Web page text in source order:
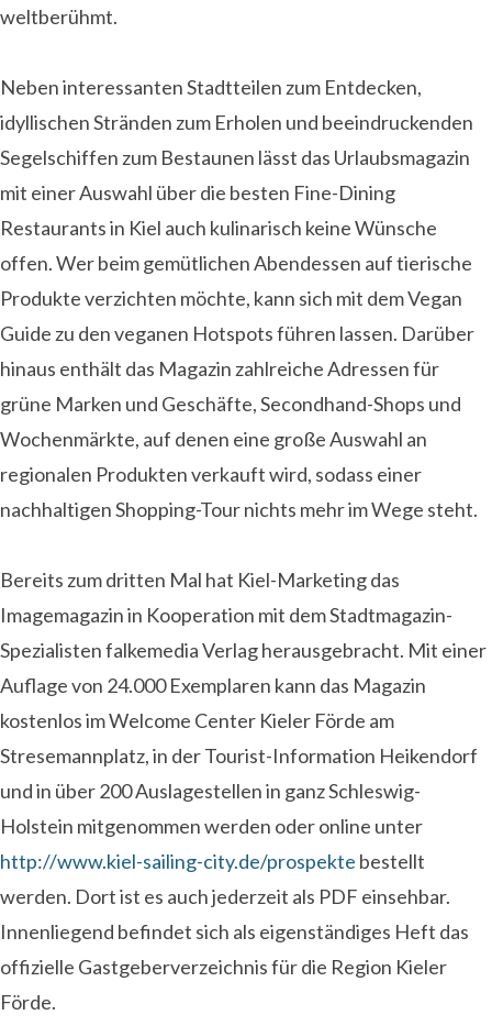
weltberühmt.
Neben interessanten Stadtteilen zum Entdecken,
idyllischen Stränden zum Erholen und beeindruckenden
Segelschiffen zum Bestaunen lässt das Urlaubsmagazin
mit einer Auswahl über die besten Fine-Dining
Restaurants in Kiel auch kulinarisch keine Wünsche
offen. Wer beim gemütlichen Abendessen auf tierische
Produkte verzichten möchte, kann sich mit dem Vegan
Guide zu den veganen Hotspots führen lassen. Darüber
hinaus enthält das Magazin zahlreiche Adressen für
grüne Marken und Geschäfte, Secondhand-Shops und
Wochenmärkte, auf denen eine große Auswahl an
regionalen Produkten verkauft wird, sodass einer
nachhaltigen Shopping-Tour nichts mehr im Wege steht.
Bereits zum dritten Mal hat Kiel-Marketing das
Imagemagazin in Kooperation mit dem Stadtmagazin-
Spezialisten falkemedia Verlag herausgebracht. Mit einer
Auflage von 24.000 Exemplaren kann das Magazin
kostenlos im Welcome Center Kieler Förde am
Stresemannplatz, in der Tourist-Information Heikendorf
und in über 200 Auslagestellen in ganz Schleswig-
Holstein mitgenommen werden oder online unter
http://www.kiel-sailing-city.de/prospekte bestellt
werden. Dort ist es auch jederzeit als PDF einsehbar.
Innenliegend befindet sich als eigenständiges Heft das
offizielle Gastgeberverzeichnis für die Region Kieler
Förde.